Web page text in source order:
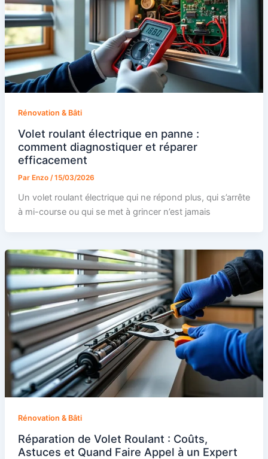
Rénovation & Bâti
Volet roulant électrique en panne :
comment diagnostiquer et réparer
efficacement
Par Enzo /15/03/2026
Un volet roulant électrique qui ne répond plus, qui s’arrête
à mi-course ou qui se met à grincer n’est jamais
Rénovation & Bâti
Réparation de Volet Roulant : Coûts,
Astuces et Quand Faire Appel à un Expert